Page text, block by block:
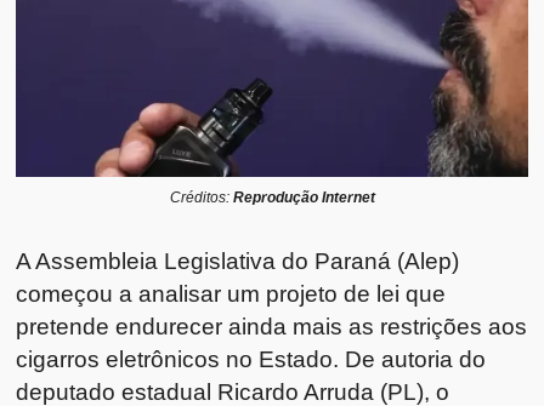
Créditos: Reprodução Internet
A Assembleia Legislativa do Paraná (Alep)
começou a analisar um projeto de lei que
pretende endurecer ainda mais as restrições aos
cigarros eletrônicos no Estado. De autoria do
deputado estadual Ricardo Arruda (PL), o